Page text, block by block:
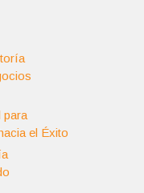
para
el Éxito